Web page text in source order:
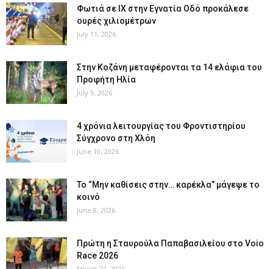
Φωτιά σε ΙΧ στην Εγνατία Οδό προκάλεσε
ουρές χιλιομέτρων
July 11, 2026
Στην Κοζάνη μεταφέρονται τα 14 ελάφια του
Προφήτη Ηλία
July 9, 2026
4 χρόνια λειτουργίας του Φροντιστηρίου
Σύγχρονο στη Χλόη
June 10, 2026
Το “Μην καθίσεις στην… καρέκλα” μάγεψε το
κοινό
June 8, 2026
Πρώτη η Σταυρούλα Παπαβασιλείου στο Voio
Race 2026